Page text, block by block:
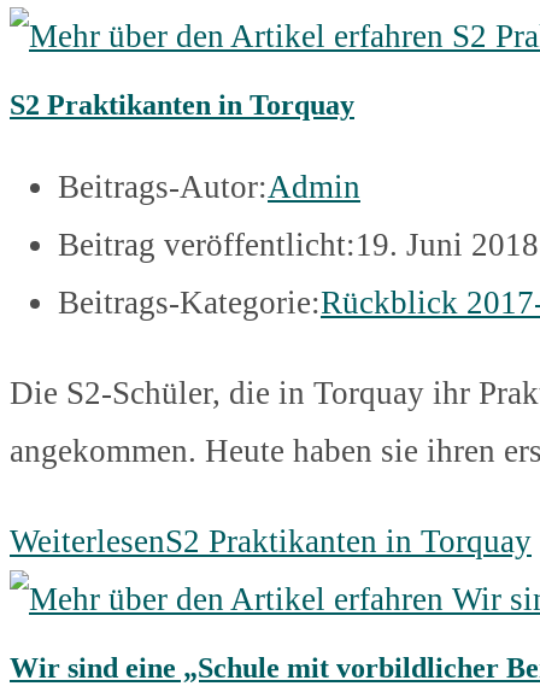
S2 Praktikanten in Torquay
Beitrags-Autor:Admin
Beitrag veröffentlicht:19. Juni 2018
Beitrags-Kategorie:Rückblick
Die S2-Schüler, die in Torquay ihr
angekommen. Heute haben sie ihren
WeiterlesenS2 Praktikanten in Torquay
Wir sind eine „Schule mit vorbildlicher